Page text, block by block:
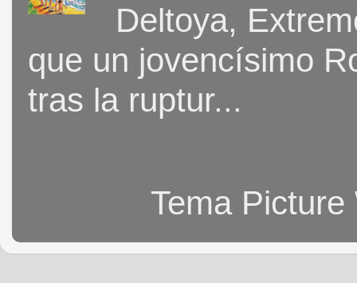
Deltoya,
que un jovencísimo
tras la ruptur...
Tema